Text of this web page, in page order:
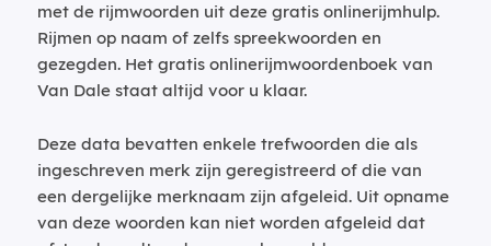
met de rijmwoorden uit deze gratis onlinerijmhulp.
Rijmen op naam of zelfs spreekwoorden en
gezegden. Het gratis onlinerijmwoordenboek van
Van Dale staat altijd voor u klaar.
Deze data bevatten enkele trefwoorden die als
ingeschreven merk zijn geregistreerd of die van
een dergelijke merknaam zijn afgeleid. Uit opname
van deze woorden kan niet worden afgeleid dat